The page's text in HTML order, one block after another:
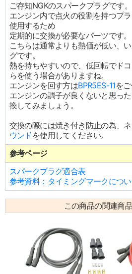
ご存知NGKのスパークプラグです。
エンジン内で点火の役割を持つプ
使用するため
定期的に交換が必要なパーツです。
こちらは通常よりも熱価が低い、
グです。
熱を持ちやすいので、低回転でド
らを使う場合がありますね。
エンジンを回す方はBPR5ES-11を
エンジンの調子が良くないと思っ
換してみましょう。
交換の際には焼き付き防止の為、
ウンド を使用してください。
参考ページ
スパークプラグ適合表
参考資料：タイミングマークにつ
この商品の関連商品